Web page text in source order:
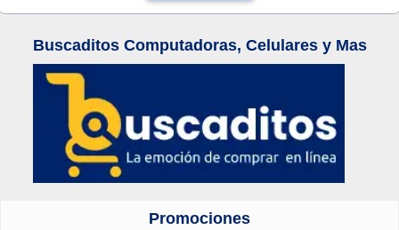
Buscaditos Computadoras, Celulares y Mas
Promociones